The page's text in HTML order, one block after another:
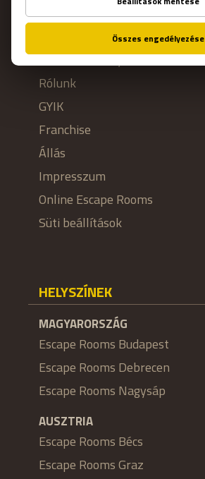
Kapcsolat
Általános szerződési feltételek
Adatvédelmi nyilatkozat
Rólunk
GYIK
Franchise
Állás
Impresszum
Online Escape Rooms
Süti beállítások
HELYSZÍNEK
MAGYARORSZÁG
Escape Rooms Budapest
Escape Rooms Debrecen
Escape Rooms Nagysáp
AUSZTRIA
Escape Rooms Bécs
Escape Rooms Graz